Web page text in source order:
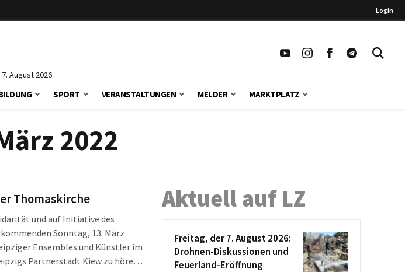
Login
August 2026
SPORT VERANSTALTUNGEN MELDER MARKTPLATZ
2022
Thomaskirche
und auf Initiative des
Sonntag, 13. März
Ensembles und Künstler im
Partnerstadt Kiew zu hören
Aktuell auf LZ
Freitag, der 7. August 2026:
Drohnen-Diskussionen und
Feuerland-Eröffnung